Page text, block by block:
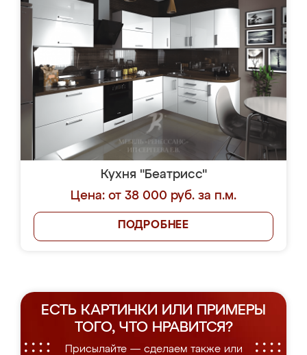
Кухня "Беатрисс"
Цена: от 38 000 руб. за п.м.
ПОДРОБНЕЕ
ЕСТЬ КАРТИНКИ ИЛИ ПРИМЕРЫ
ТОГО, ЧТО НРАВИТСЯ?
Присылайте — сделаем также или